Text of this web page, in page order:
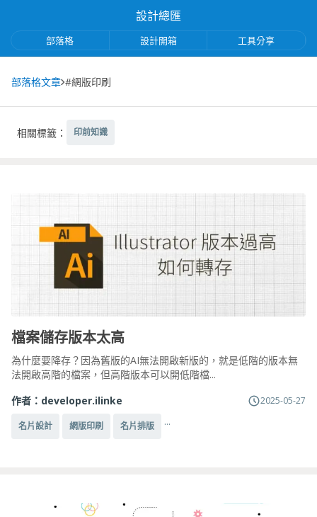
設計總匯
部落格 設計開箱 工具分享
部落格文章 #網版印刷
相關標籤： 印前知識
檔案儲存版本太高
為什麼要降存？因為舊版的AI無法開啟新版的，就是低階的版本無
法開啟高階的檔案，但高階版本可以開低階檔...
作者： developer.ilinke 2025-05-27
名片設計 網版印刷 名片排版 ...